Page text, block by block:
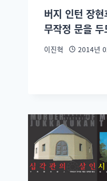
버지 인턴 장
무작정 문을 두
이진혁 2014년